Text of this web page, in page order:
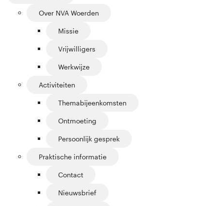
Over NVA Woerden
Missie
Vrijwilligers
Werkwijze
Activiteiten
Themabijeenkomsten
Ontmoeting
Persoonlijk gesprek
Praktische informatie
Contact
Nieuwsbrief